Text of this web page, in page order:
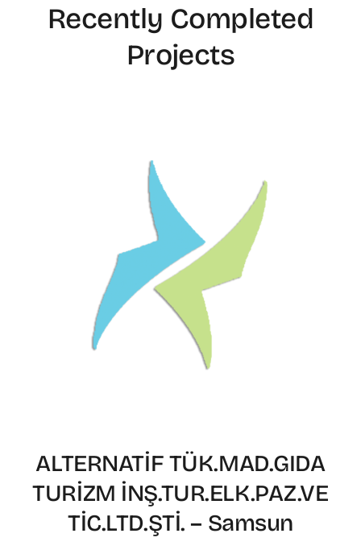
Recently Completed
Projects
ALTERNATİF TÜK.MAD.GIDA
TURİZM İNŞ.TUR.ELK.PAZ.VE
TİC.LTD.ŞTİ. – Samsun